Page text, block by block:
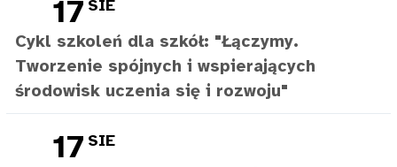
17 SIE
Cykl szkoleń dla szkół: "Łączymy.
Tworzenie spójnych i wspierających
środowisk uczenia się i rozwoju"
17 SIE